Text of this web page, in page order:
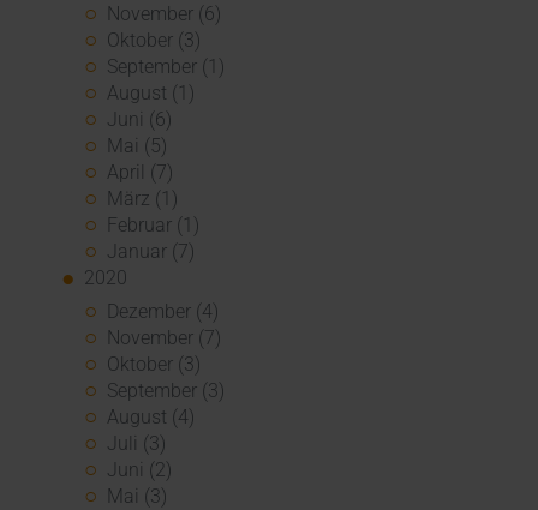
November (6)
Oktober (3)
September (1)
August (1)
Juni (6)
Mai (5)
April (7)
März (1)
Februar (1)
Januar (7)
2020
Dezember (4)
November (7)
Oktober (3)
September (3)
August (4)
Juli (3)
Juni (2)
Mai (3)